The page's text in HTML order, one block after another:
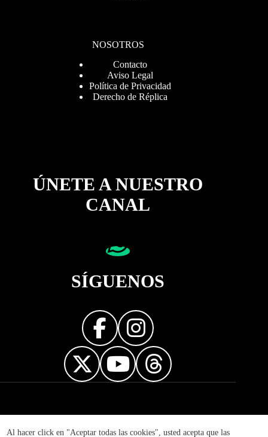
Al hacer click en "Aceptar todas las cookies", usted acepta que las
NOSOTROS
Contacto
Aviso Legal
Política de Privacidad
Derecho de Réplica
ÚNETE A NUESTRO
CANAL
SÍGUENOS